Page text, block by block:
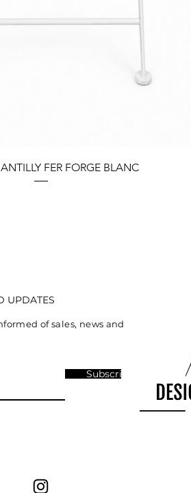
Quick ViewFER FORGE BLANC
UPDATES
of sales, news and
Subscribe